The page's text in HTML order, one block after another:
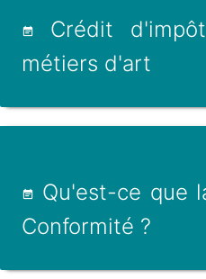
Crédit
métiers d'art
Qu'est-ce que
Conformité ?